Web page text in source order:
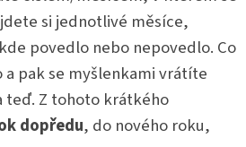
si jednotlivé měsíce,
povedlo nebo nepovedlo. Co
a pak se myšlenkami vrátíte
teď. Z tohoto krátkého
dopředu, do nového roku,